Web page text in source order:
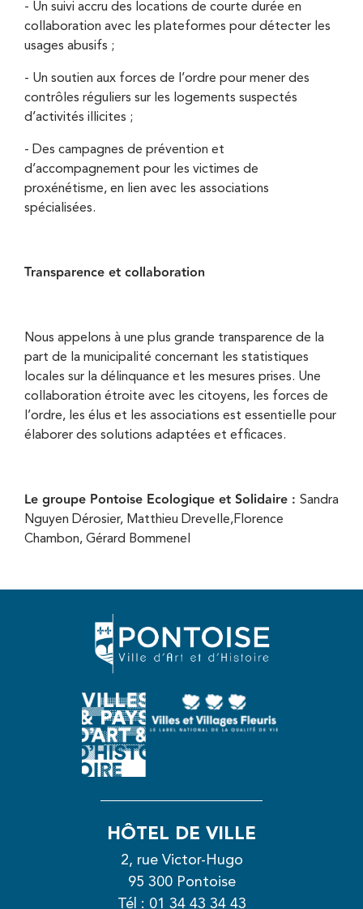
- Un suivi accru des locations de courte durée en
collaboration avec les plateformes pour détecter les
usages abusifs ;
- Un soutien aux forces de l’ordre pour mener des
contrôles réguliers sur les logements suspectés
d’activités illicites ;
- Des campagnes de prévention et
d’accompagnement pour les victimes de
proxénétisme, en lien avec les associations
spécialisées.
Transparence et collaboration
Nous appelons à une plus grande transparence de la
part de la municipalité concernant les statistiques
locales sur la délinquance et les mesures prises. Une
collaboration étroite avec les citoyens, les forces de
l’ordre, les élus et les associations est essentielle pour
élaborer des solutions adaptées et efficaces.
Le groupe Pontoise Ecologique et Solidaire : Sandra
Nguyen Dérosier, Matthieu Drevelle,Florence
Chambon, Gérard Bommenel
HÔTEL DE VILLE
2, rue Victor-Hugo
95 300 Pontoise
Tél : 01 34 43 34 43